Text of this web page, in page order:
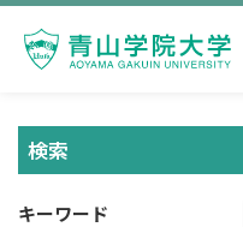
検索
キーワード